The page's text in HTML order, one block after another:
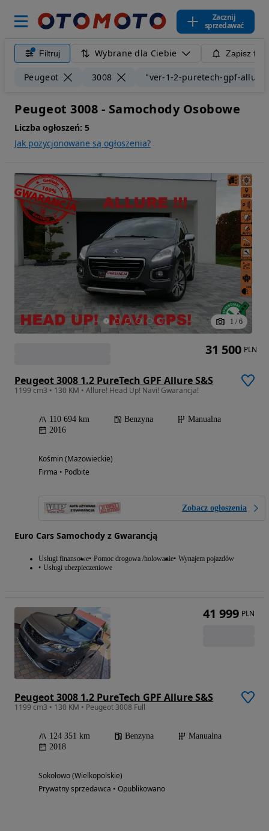
Zacznij
sprzedawać
Filtruj Wybrane dla Ciebie Zapisz
Peugeot 3008 "ver-1-2-puretech-gpf-
Peugeot 3008 - Samochody Osobowe
Liczba ogłoszeń: 5
Jak pozycjonowane są ogłoszenia?
1 / 6
Peugeot 3008 1.2 PureTech GPF Allure S&S
1199 cm3 • 130 KM • Allure! Head Up! Navi! Gwarancja!
110 694 km Benzyna
Manualna
2016
Kośmin (Mazowieckie)
Firma • Podbite
Zobacz ogłoszenia
Euro Cars Samochody z Gwarancją
Usługi finansowe Pomoc drogowa /holowanie Wynajem pojazdów
Usługi ubezpieczeniowe
31 500 PLN
Peugeot 3008 1.2 PureTech GPF Allure S&S
1199 cm3 • 130 KM • Peugeot 3008 Full
124 351 km Benzyna
Manualna
2018
Sokołowo (Wielkopolskie)
Prywatny sprzedawca • Opublikowano
41 999 PLN